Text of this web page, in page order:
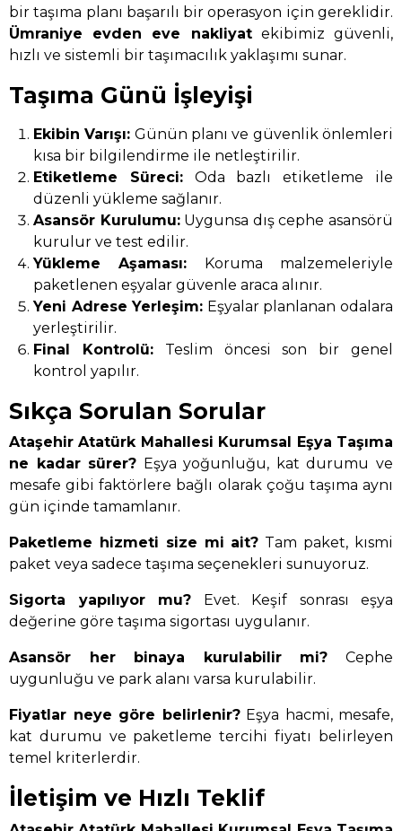
bir taşıma planı başarılı bir operasyon için gereklidir.
Ümraniye evden eve nakliyatekibimiz güvenli,
hızlı ve sistemli bir taşımacılık yaklaşımı sunar.
Taşıma Günü İşleyişi
Ekibin Varışı: Günün planı ve güvenlik önlemleri
kısa bir bilgilendirme ile netleştirilir.
Etiketleme Süreci:Oda bazlı etiketleme ile
düzenli yükleme sağlanır.
Asansör Kurulumu:Uygunsa dış cephe asansörü
kurulur ve test edilir.
Yükleme Aşaması: Koruma malzemeleriyle
paketlenen eşyalar güvenle araca alınır.
Yeni Adrese Yerleşim: Eşyalar planlanan odalara
yerleştirilir.
Final Kontrolü: Teslim öncesi son bir genel
kontrol yapılır.
Sıkça Sorulan Sorular
Ataşehir Atatürk Mahallesi Kurumsal Eşya Taşıma
ne kadar sürer? Eşya yoğunluğu, kat durumu ve
mesafe gibi faktörlere bağlı olarak çoğu taşıma aynı
gün içinde tamamlanır.
Paketleme hizmeti size mi ait? Tam paket, kısmi
paket veya sadece taşıma seçenekleri sunuyoruz.
Sigorta yapılıyor mu? Evet. Keşif sonrası eşya
değerine göre taşıma sigortası uygulanır.
Asansör her binaya kurulabilir mi? Cephe
uygunluğu ve park alanı varsa kurulabilir.
Fiyatlar neye göre belirlenir?Eşya hacmi, mesafe,
kat durumu ve paketleme tercihi fiyatı belirleyen
temel kriterlerdir.
İletişim ve Hızlı Teklif